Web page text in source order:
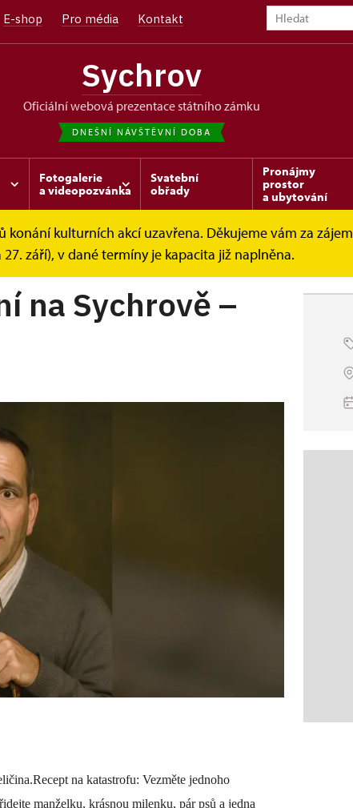
E-shop Pro média Kontakt
Sychrov
oficiální webová prezentace státního zámku
DNEŠNÍ NÁVŠTĚVNÍ DOBA
Fotogalerie
a videopozvánka
Svatební
obřady
Pronájmy
prostor
a ubytování
konání kulturních akcí uzavřena. Děkujeme vám za
27. září), v dané termíny je kapacita již naplněna.
na Sychrově –
na katastrofu: Vezměte jednoho
manželku, krásnou milenku, pár psů a jedna